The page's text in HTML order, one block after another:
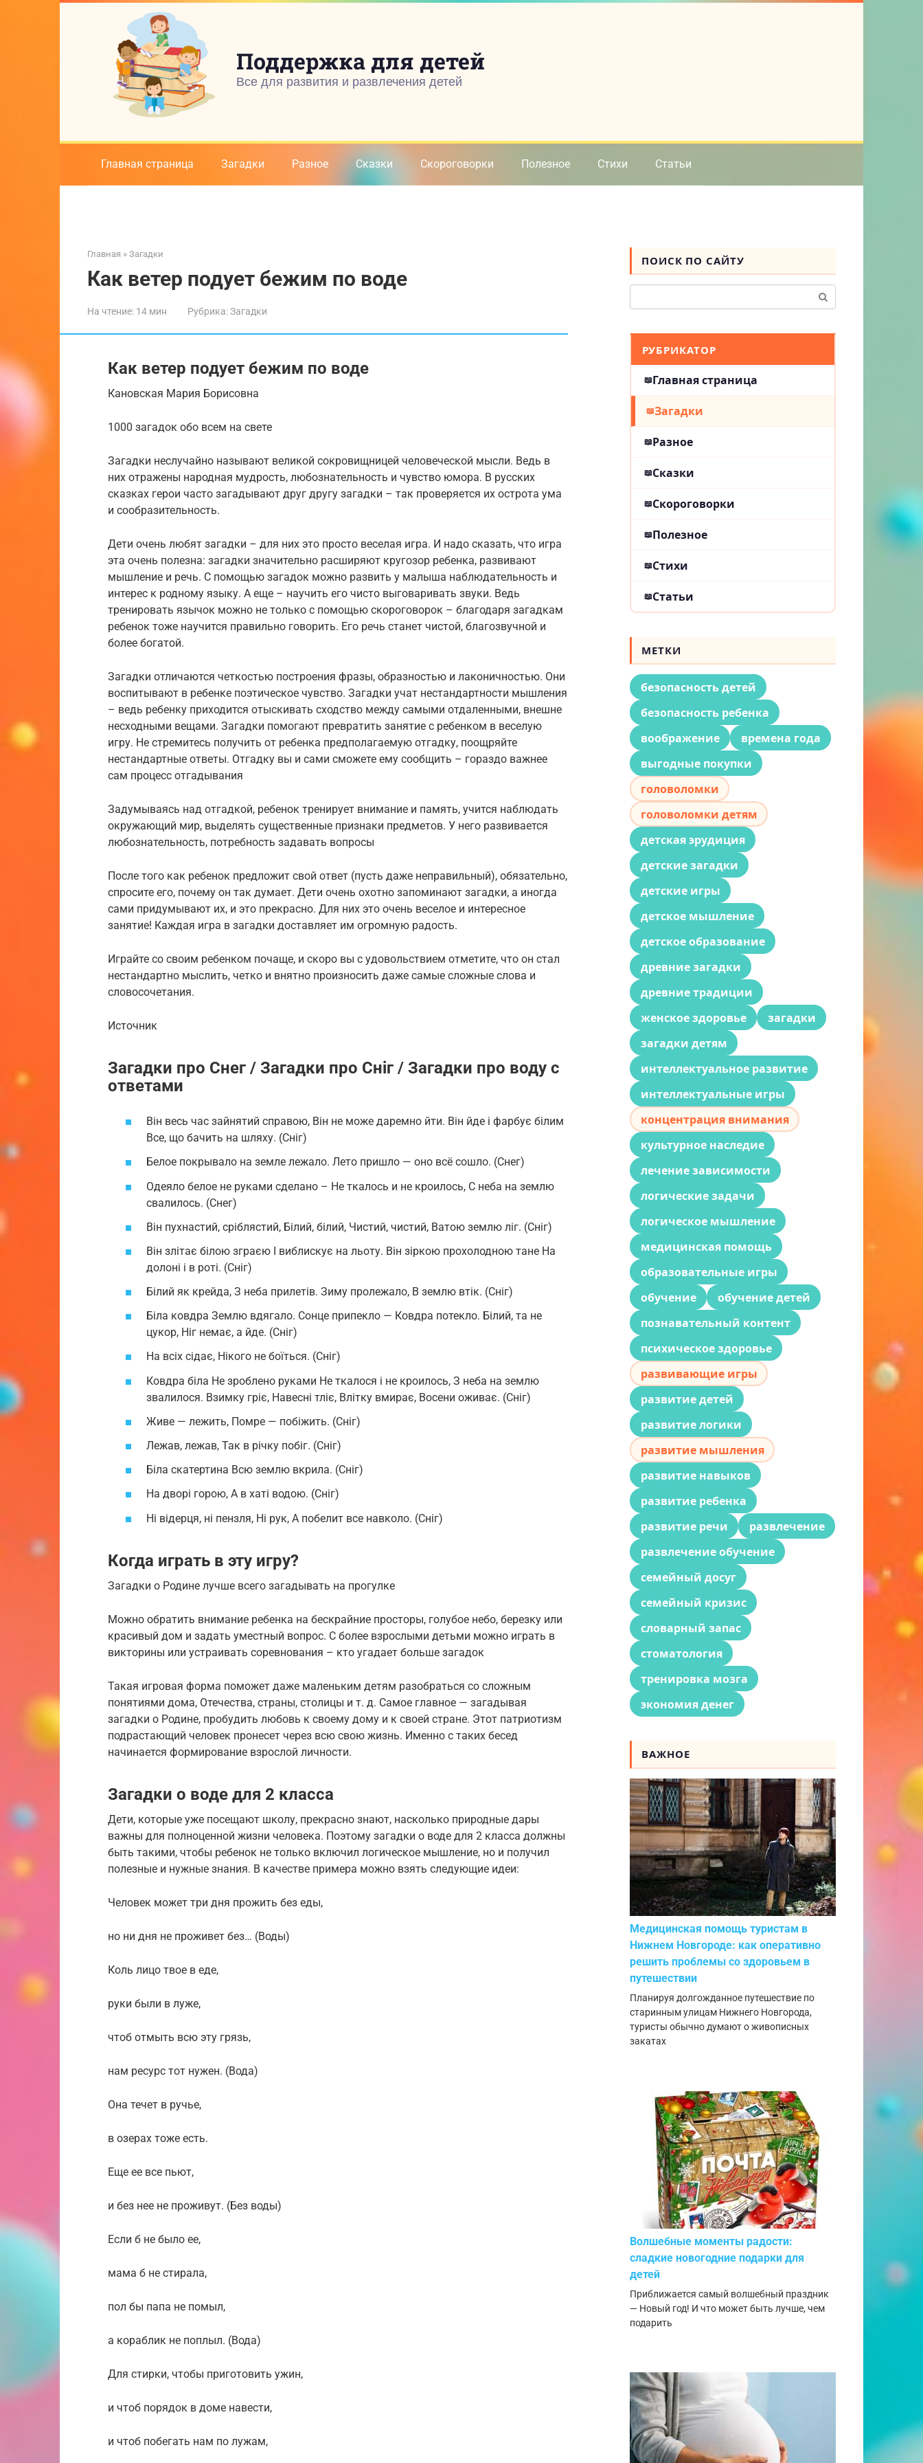
Поддержка для детей
Все для развития и развлечения детей
Главная страница Загадки Разное Сказки Скороговорки Полезное Стихи Статьи
Главная » Загадки
Как ветер подует бежим по воде
На чтение: 14 мин Рубрика:Загадки
Как ветер подует бежим по воде
Кановская Мария Борисовна
1000 загадок обо всем на свете
Загадки неслучайно называют великой сокровищницей человеческой мысли. Ведь в
них отражены народная мудрость, любознательность и чувство юмора. В русских
сказках герои часто загадывают друг другу загадки – так проверяется их острота ума
и сообразительность.
Дети очень любят загадки – для них это просто веселая игра. И надо сказать, что игра
эта очень полезна: загадки значительно расширяют кругозор ребенка, развивают
мышление и речь. С помощью загадок можно развить у малыша наблюдательность и
интерес к родному языку. А еще – научить его чисто выговаривать звуки. Ведь
тренировать язычок можно не только с помощью скороговорок – благодаря загадкам
ребенок тоже научится правильно говорить. Его речь станет чистой, благозвучной и
более богатой.
Загадки отличаются четкостью построения фразы, образностью и лаконичностью. Они
воспитывают в ребенке поэтическое чувство. Загадки учат нестандартности мышления
– ведь ребенку приходится отыскивать сходство между самыми отдаленными, внешне
несходными вещами. Загадки помогают превратить занятие с ребенком в веселую
игру. Не стремитесь получить от ребенка предполагаемую отгадку, поощряйте
нестандартные ответы. Отгадку вы и сами сможете ему сообщить – гораздо важнее
сам процесс отгадывания
Задумываясь над отгадкой, ребенок тренирует внимание и память, учится наблюдать
окружающий мир, выделять существенные признаки предметов. У него развивается
любознательность, потребность задавать вопросы
После того как ребенок предложит свой ответ (пусть даже неправильный), обязательно,
спросите его, почему он так думает. Дети очень охотно запоминают загадки, а иногда
сами придумывают их, и это прекрасно. Для них это очень веселое и интересное
занятие! Каждая игра в загадки доставляет им огромную радость.
Играйте со своим ребенком почаще, и скоро вы с удовольствием отметите, что он стал
нестандартно мыслить, четко и внятно произносить даже самые сложные слова и
словосочетания.
Источник
Загадки про Снег / Загадки про Сніг / Загадки про воду с
ответами
Він весь час зайнятий справою, Він не може даремно йти. Він йде і фарбує білим
Все, що бачить на шляху. (Сніг)
Белое покрывало на земле лежало. Лето пришло — оно всё сошло. (Снег)
Одеяло белое не руками сделано – Не ткалось и не кроилось, С неба на землю
свалилось. (Снег)
Він пухнастий, сріблястий, Білий, білий, Чистий, чистий, Ватою землю ліг. (Сніг)
Він злітає білою зграєю І виблискує на льоту. Він зіркою прохолодною тане На
долоні і в роті. (Сніг)
Білий як крейда, З неба прилетів. Зиму пролежало, В землю втік. (Сніг)
Біла ковдра Землю вдягало. Сонце припекло — Ковдра потекло. Білий, та не
цукор, Ніг немає, а йде. (Сніг)
На всіх сідає, Нікого не боїться. (Сніг)
Ковдра біла Не зроблено руками Не ткалося і не кроилось, З неба на землю
звалилося. Взимку гріє, Навесні тліє, Влітку вмирає, Восени оживає. (Сніг)
Живе — лежить, Помре — побіжить. (Сніг)
Лежав, лежав, Так в річку побіг. (Сніг)
Біла скатертина Всю землю вкрила. (Сніг)
На дворі горою, А в хаті водою. (Сніг)
Ні відерця, ні пензля, Ні рук, А побелит все навколо. (Сніг)
Когда играть в эту игру?
Загадки о Родине лучше всего загадывать на прогулке
Можно обратить внимание ребенка на бескрайние просторы, голубое небо, березку или
красивый дом и задать уместный вопрос. С более взрослыми детьми можно играть в
викторины или устраивать соревнования – кто угадает больше загадок
Такая игровая форма поможет даже маленьким детям разобраться со сложным
понятиями дома, Отечества, страны, столицы и т. д. Самое главное — загадывая
загадки о Родине, пробудить любовь к своему дому и к своей стране. Этот патриотизм
подрастающий человек пронесет через всю свою жизнь. Именно с таких бесед
начинается формирование взрослой личности.
Загадки о воде для 2 класса
Дети, которые уже посещают школу, прекрасно знают, насколько природные дары
важны для полноценной жизни человека. Поэтому загадки о воде для 2 класса должны
быть такими, чтобы ребенок не только включил логическое мышление, но и получил
полезные и нужные знания. В качестве примера можно взять следующие идеи:
Человек может три дня прожить без еды,
но ни дня не проживет без… (Воды)
Коль лицо твое в еде,
руки были в луже,
чтоб отмыть всю эту грязь,
нам ресурс тот нужен. (Вода)
Она течет в ручье,
в озерах тоже есть.
Еще ее все пьют,
и без нее не проживут. (Без воды)
Если б не было ее,
мама б не стирала,
пол бы папа не помыл,
а кораблик не поплыл. (Вода)
Для стирки, чтобы приготовить ужин,
и чтоб порядок в доме навести,
и чтоб побегать нам по лужам,
ПОИСК ПО САЙТУ
РУБРИКАТОР
Главная страница
Загадки
Разное
Сказки
Скороговорки
Полезное
Стихи
Статьи
МЕТКИ
безопасность детей
безопасность ребенка
воображение
времена года
выгодные покупки
головоломки
головоломки детям
детская эрудиция
детские загадки
детские игры
детское мышление
детское образование
древние загадки
древние традиции
женское здоровье
загадки
загадки детям
интеллектуальное развитие
интеллектуальные игры
концентрация внимания
культурное наследие
лечение зависимости
логические задачи
логическое мышление
медицинская помощь
образовательные игры
обучение
обучение детей
познавательный контент
психическое здоровье
развивающие игры
развитие детей
развитие логики
развитие мышления
развитие навыков
развитие ребенка
развитие речи
развлечение
развлечение обучение
семейный досуг
семейный кризис
словарный запас
стоматология
тренировка мозга
экономия денег
ВАЖНОЕ
Медицинская помощь туристам в
Нижнем Новгороде: как оперативно
решить проблемы со здоровьем в
путешествии
Планируя долгожданное путешествие по
старинным улицам Нижнего Новгорода,
туристы обычно думают о живописных
закатах
Волшебные моменты радости:
сладкие новогодние подарки для
детей
Приближается самый волшебный праздник
— Новый год! И что может быть лучше, чем
подарить